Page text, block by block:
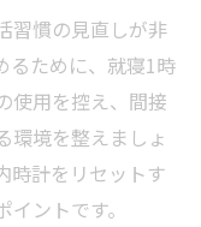
習慣の見直しが非
るために、就寝1時
使用を控え、間接
環境を整えましょ
時計をリセットす
ントです。